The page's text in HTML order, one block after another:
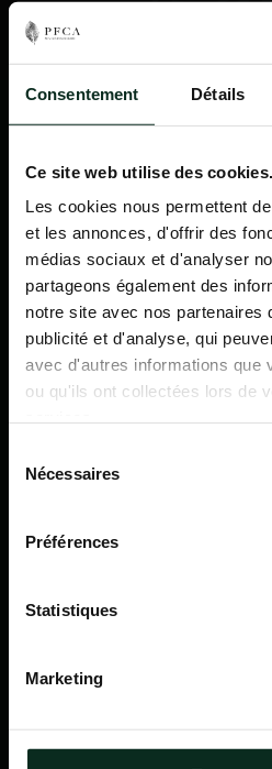
Consentement Détails
Ce site web utilise des cookies.
Les cookies nous permettent
et les annonces, d'offrir des
médias sociaux et d'analyser
partageons également des
notre site avec nos partenaires
publicité et d'analyse, qui
avec d'autres informations que
ou qu'ils ont collectées lors de
Nécessaires
Préférences
Statistiques
Marketing
P.F.C.A Pompes Funèbres
Itinéraire
Navigation